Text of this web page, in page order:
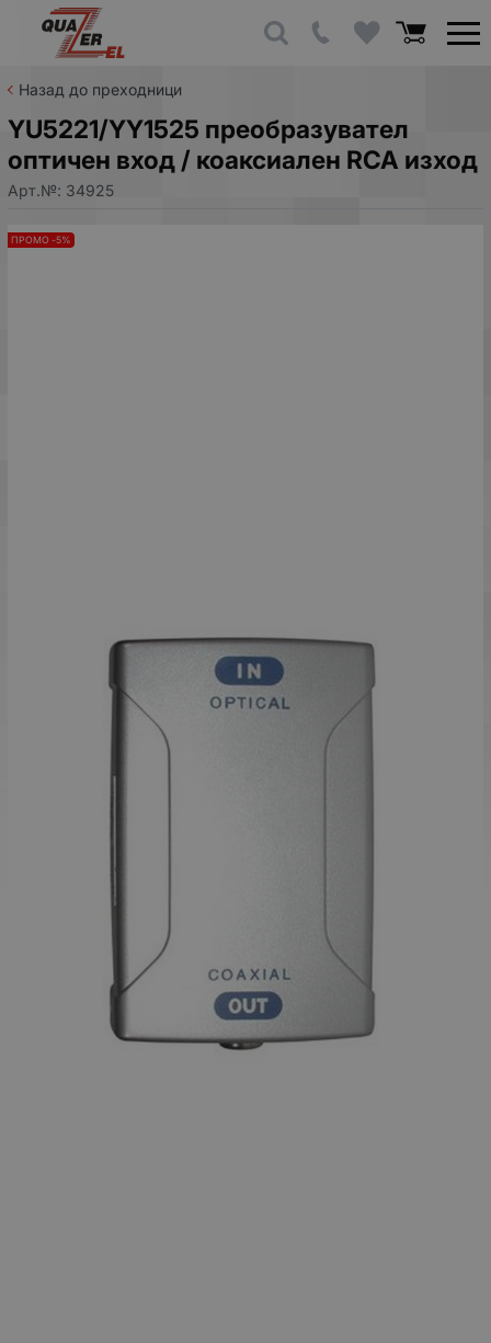
Назад до преходници
YU5221/YY1525 преобразувател
оптичен вход / коаксиален RCA изход
Арт.№: 34925
ПРОМО -5%